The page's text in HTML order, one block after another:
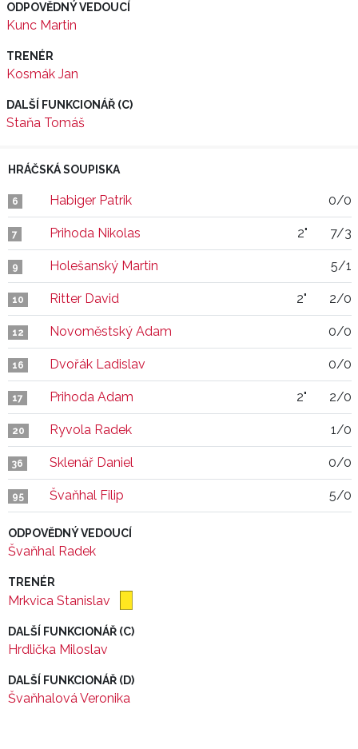
ODPOVĚDNÝ VEDOUCÍ
Kunc Martin
TRENÉR
Kosmák Jan
DALŠÍ FUNKCIONÁŘ (C)
Staňa Tomáš
HRÁČSKÁ SOUPISKA
6 Habiger Patrik 0/0
7 Prihoda Nikolas 2" 7/3
9 Holešanský Martin 5/1
10 Ritter David 2" 2/0
12 Novoměstský Adam 0/0
16 Dvořák Ladislav 0/0
17 Prihoda Adam 2" 2/0
20 Ryvola Radek 1/0
36 Sklenář Daniel 0/0
95 Švaňhal Filip 5/0
ODPOVĚDNÝ VEDOUCÍ
Švaňhal Radek
TRENÉR
Mrkvica Stanislav
DALŠÍ FUNKCIONÁŘ (C)
Hrdlička Miloslav
DALŠÍ FUNKCIONÁŘ (D)
Švaňhalová Veronika